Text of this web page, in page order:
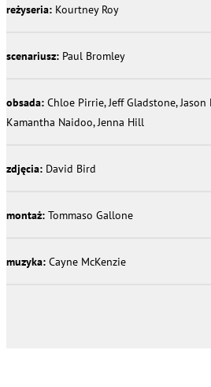
reżyseria: Kourtney Roy
scenariusz: Paul Bromley
obsada: Chloe Pirrie, Jeff Gladstone,
Kamantha Naidoo, Jenna Hill
zdjęcia: David Bird
montaż: Tommaso Gallone
muzyka: Cayne McKenzie